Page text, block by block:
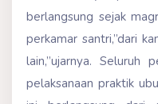
berlangsung sejak
perkamar santri,”dari
lain,”ujarnya. Seluruh
pelaksanaan praktik